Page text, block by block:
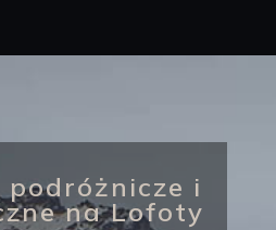
i
na Lofoty